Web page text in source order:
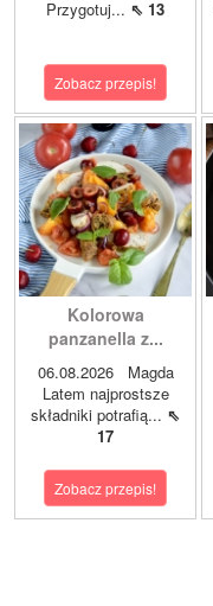
Przygotuj... ⇖ 13
Zobacz przepis!
Kolorowa
panzanella z...
06.08.2026 Magda
Latem najprostsze
składniki potrafią... ⇖
17
Zobacz przepis!